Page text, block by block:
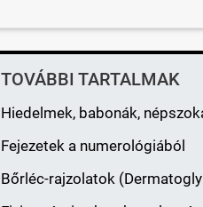
TOVÁBBI TARTALMAK
Hiedelmek, babonák,
Fejezetek a numerológiából
Bőrléc-rajzolatok